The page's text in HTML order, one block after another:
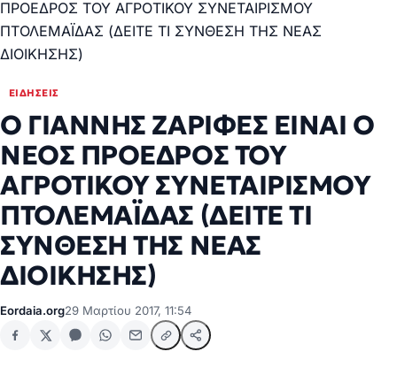
ΠΡΟΕΔΡΟΣ ΤΟΥ ΑΓΡΟΤΙΚΟΥ ΣΥΝΕΤΑΙΡΙΣΜΟΥ
ΠΤΟΛΕΜΑΪΔΑΣ (ΔΕΙΤΕ ΤΙ ΣΥΝΘΕΣΗ ΤΗΣ ΝΕΑΣ
ΔΙΟΙΚΗΣΗΣ)
ΕΙΔΉΣΕΙΣ
Ο ΓΙΑΝΝΗΣ ΖΑΡΙΦΕΣ ΕΙΝΑΙ Ο
ΝΕΟΣ ΠΡΟΕΔΡΟΣ ΤΟΥ
ΑΓΡΟΤΙΚΟΥ ΣΥΝΕΤΑΙΡΙΣΜΟΥ
ΠΤΟΛΕΜΑΪΔΑΣ (ΔΕΙΤΕ ΤΙ
ΣΥΝΘΕΣΗ ΤΗΣ ΝΕΑΣ
ΔΙΟΙΚΗΣΗΣ)
Eordaia.org29 Μαρτίου 2017, 11:54